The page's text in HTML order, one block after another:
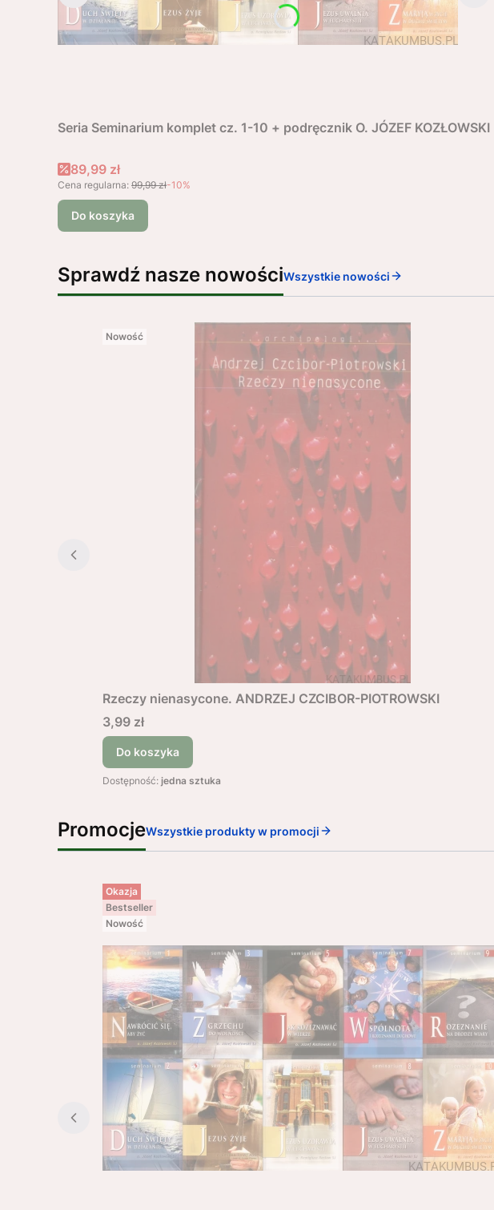
Seria Seminarium komplet cz. 1-10 + podręcznik O. JÓZEF KOZŁOWSKI
Cena promocyjna
89,99 zł
Cena regularna: 99,99 zł-10%
Do koszyka
Sprawdź nasze nowościWszystkie nowości
Nowość
Rzeczy nienasycone. ANDRZEJ CZCIBOR-PIOTROWSKI
Cena
3,99 zł
Do koszyka
Dostępność: jedna sztuka
PromocjeWszystkie produkty w promocji
Okazja
Bestseller
Nowość